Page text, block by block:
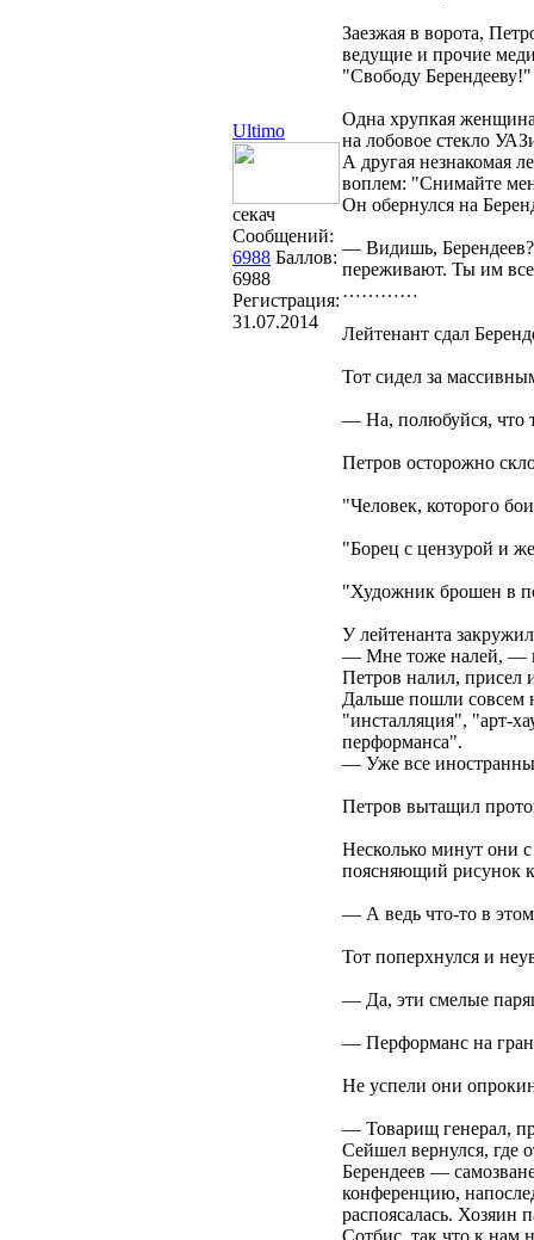
Ultimo
секач
Сообщений:
6988 Баллов:
6988
Регистрация:
31.07.2014
Заезжая в ворота,
ведущие и прочие
"Свободу
Одна хрупкая
на лобовое стекло
А другая незнакомая
воплем: "Снимайте
Он обернулся на
— Видишь, Берендеев?
переживают. Ты им
…………
Лейтенант сдал
Тот сидел за
— На, полюбуйся, что
Петров осторожно
"Человек, которого
"Борец с цензурой и
"Художник брошен в
У лейтенанта
— Мне тоже налей, —
Петров налил, присел
Дальше пошли совсем
"инсталляция", "арт-
перформанса".
— Уже все
Петров вытащил
Несколько минут они
поясняющий рисунок
— А ведь что-то в
Тот поперхнулся и
— Да, эти смелые
— Перформанс на
Не успели они
— Товарищ генерал,
Сейшел вернулся, где
Берендеев —
конференцию,
распоясалась. Хозяин